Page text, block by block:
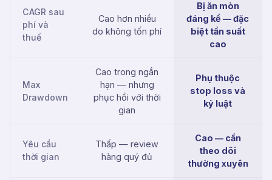
CAGR sau
phí và
thuế
Cao hơn nhiều
do không tốn phí
Bị ăn mòn
đáng kể — đặc
biệt tần suất
cao
Max
Drawdown
Cao trong ngắn
hạn — nhưng
phục hồi với thời
gian
Phụ thuộc
stop loss và
kỷ luật
Yêu cầu
thời gian
Thấp — review
hàng quý đủ
Cao — cần
theo dõi
thường xuyên